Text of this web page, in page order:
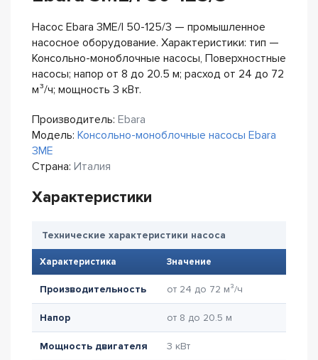
Насос Ebara 3ME/I 50-125/3 — промышленное
насосное оборудование. Характеристики: тип —
Консольно-моноблочные насосы, Поверхностные
насосы; напор от 8 до 20.5 м; расход от 24 до 72
м³/ч; мощность 3 кВт.
Производитель: Ebara
Модель: Консольно-моноблочные насосы Ebara
3ME
Страна: Италия
Характеристики
Технические характеристики насоса
Характеристика Значение
Производительность от 24 до 72 м³/ч
Напор от 8 до 20.5 м
Мощность двигателя 3 кВт